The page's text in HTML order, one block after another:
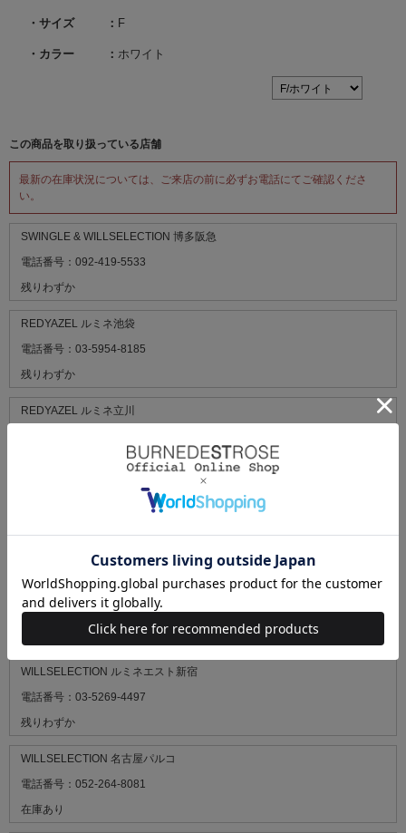
サイズ F
カラー ホワイト
この商品を取り扱っている店舗
最新の在庫状況については、ご来店の前に必ずお電話にてご確認くださ
い。
SWINGLE & WILLSELECTION 博多阪急
電話番号：092-419-5533
残りわずか
REDYAZEL ルミネ池袋
電話番号：03-5954-8185
残りわずか
REDYAZEL ルミネ立川
WILLSELECTION 静岡パルコ
SWINGLE ＆ WILLSELECTION 阪神梅田本店
電話番号：080-9584-9597
WILLSELECTION ルミネエスト新宿
電話番号：03-5269-4497
残りわずか
WILLSELECTION 名古屋パルコ
電話番号：052-264-8081
在庫あり